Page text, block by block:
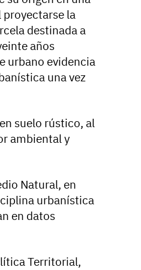
la
destinada a
años
urbano evidencia
una vez
suelo rústico, al
ambiental y
Natural, en
urbanística
en datos
Territorial,